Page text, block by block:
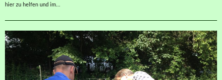
hier zu helfen und im...